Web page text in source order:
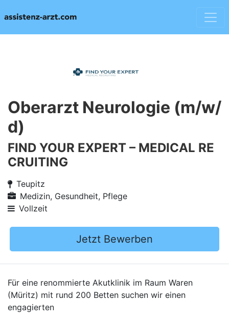
Oberarzt Neurologie (m/w/
d)
FIND YOUR EXPERT – MEDICAL RE
CRUITING
Teupitz
Medizin, Gesundheit, Pflege
Vollzeit
Jetzt Bewerben
Für eine renommierte Akutklinik im Raum Waren
(Müritz) mit rund 200 Betten suchen wir einen
engagierten